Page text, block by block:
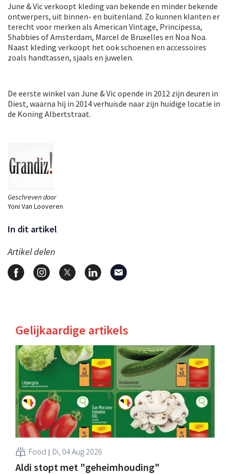
Geschreven door
Yoni Van Looveren
In dit artikel
Artikel delen
June & Vic verkoopt kleding van bekende en minder bekende
ontwerpers, uit binnen- en buitenland. Zo kunnen klanten er
terecht voor merken als American Vintage, Principessa,
Shabbies of Amsterdam, Marcel de Bruxelles en Noa Noa.
Naast kleding verkoopt het ook schoenen en accessoires
zoals handtassen, sjaals en juwelen.
De eerste winkel van June & Vic opende in 2012 zijn deuren in
Diest, waarna hij in 2014 verhuisde naar zijn huidige locatie in
de Koning Albertstraat.
Gelijkaardige artikels
Food Di, 04 Aug 2026
Aldi stopt met "geheimhouding"